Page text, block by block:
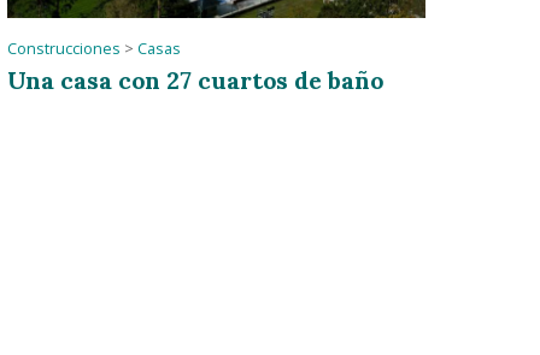
Construcciones > Casas
Una casa con 27 cuartos de baño